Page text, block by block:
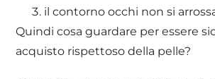
il contorno occhi non si
Quindi cosa guardare per essere
acquisto rispettoso della pelle?